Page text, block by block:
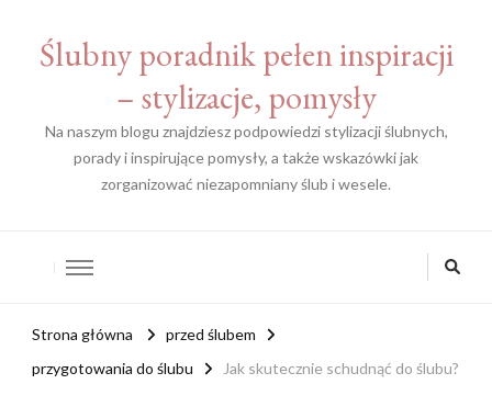
Ślubny poradnik pełen inspiracji
– stylizacje, pomysły
Na naszym blogu znajdziesz podpowiedzi stylizacji ślubnych,
porady i inspirujące pomysły, a także wskazówki jak
zorganizować niezapomniany ślub i wesele.
Strona główna
przed ślubem
przygotowania do ślubu
Jak skutecznie schudnąć do ślubu?